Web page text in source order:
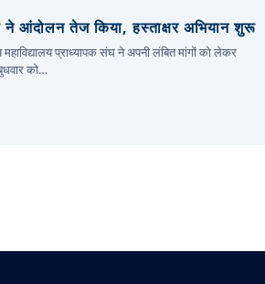
ने आंदोलन तेज किया, हस्ताक्षर अभियान शुरू
प्राध्यापक संघ ने अपनी लंबित मांगों को लेकर
को…